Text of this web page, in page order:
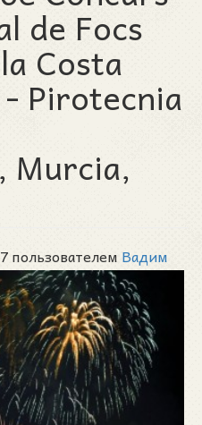
de Focs
Costa
Pirotecnia
Murcia,
пользователем Вадим